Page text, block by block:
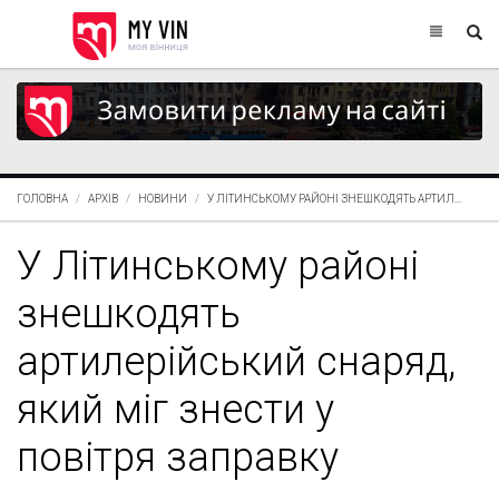
ГОЛОВНА АРХІВ НОВИНИ У ЛІТИНСЬКОМУ РАЙОНІ ЗНЕШКОДЯТЬ АРТИЛ...
У Літинському районі
знешкодять
артилерійський снаряд,
який міг знести у
повітря заправку